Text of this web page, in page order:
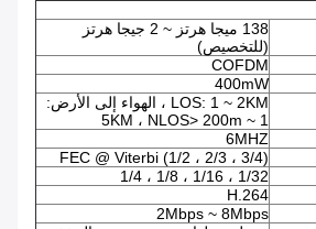
138 ميجا هرتز ~ 2 جيجا هرتز
(للتخصيص)
COFDM
400mW
LOS: 1 ~ 2KM ، الهواء إلى الأرض:
1 ~ 5KM ، NLOS> 200m
6MHZ
FEC @ Viterbi (1/2 ، 2/3 ، 3/4)
1/32 ، 1/16 ، 1/8 ، 1/4
H.264
2Mbps ~ 8Mbps